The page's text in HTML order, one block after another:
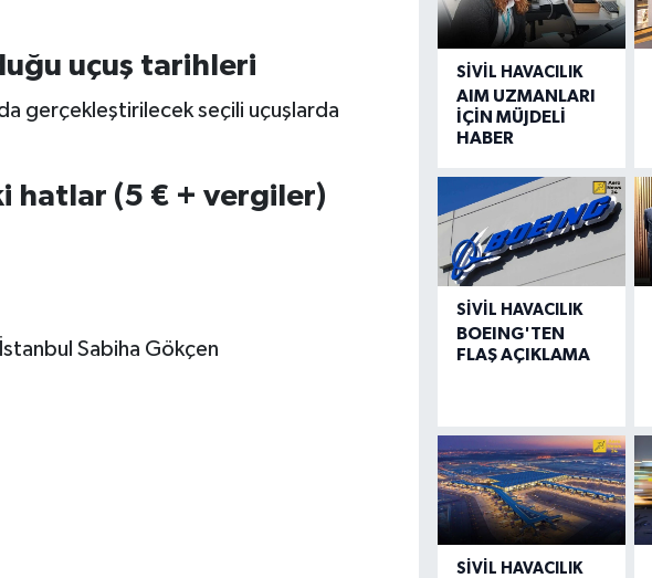
uçuş tarihleri
gerçekleştirilecek seçili uçuşlarda
hatlar (5 € + vergiler)
Sabiha Gökçen
SIVIL HAVACILIK
AIM UZMANLARI
İÇİN MÜJDELİ
HABER
SIVIL HAVACILIK
BOEING'TEN
FLAŞ AÇIKLAMA
SIVIL HAVACILIK